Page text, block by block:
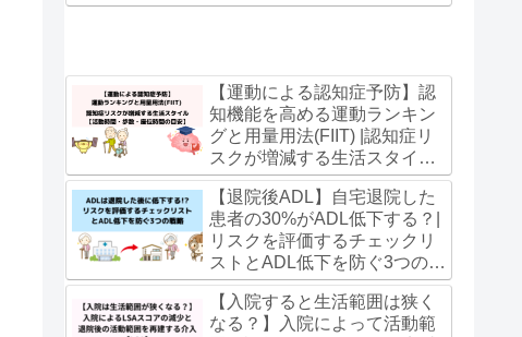
【運動による認知症予防】認
知機能を高める運動ランキン
グと用量用法(FIIT) |認知症リ
スクが増減する生活スタイル
【活動時間・歩数・座位時間
の目安】
【退院後ADL】自宅退院した
患者の30%がADL低下する？|
リスクを評価するチェックリ
ストとADL低下を防ぐ3つの戦
略
【入院すると生活範囲は狭く
なる？】入院によって活動範